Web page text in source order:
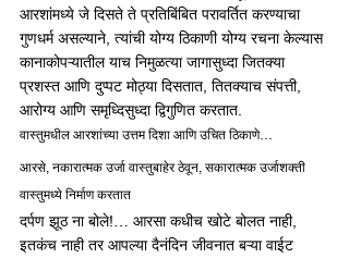
आरशांमध्ये जे दिसते ते प्रतिबिंबित परावर्तित करण्याचा
गुणधर्म असल्याने, त्यांची योग्य ठिकाणी योग्य रचना केल्यास
कानाकोपऱ्यातील याच निमुळत्या जागासुध्दा जितक्या
प्रशस्त आणि दुप्पट मोठ्या दिसतात, तितक्याच संपत्ती,
आरोग्य आणि समृध्दिसुध्दा द्विगुणित करतात.
वास्तुमधील आरशांच्या उत्तम दिशा आणि उचित ठिकाणे…
आरसे, नकारात्मक उर्जा वास्तुबाहेर ठेवून, सकारात्मक उर्जाशक्ती
वास्तुमध्ये निर्माण करतात
दर्पण झूठ ना बोले!… आरसा कधीच खोटे बोलत नाही,
इतकंच नाही तर आपल्या दैनंदिन जीवनात बऱ्या वाईट